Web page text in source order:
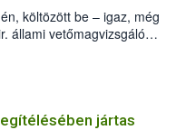
költözött be – igaz, még
állami vetőmagvizsgáló
alatti, Czigler Győző által
jártas